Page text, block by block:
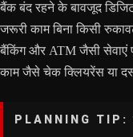
बैंक बंद रहने के बावजूद
जरूरी काम बिना किसी
बैंकिंग और ATM जैसी सेवाएं
काम जैसे चेक क्लियरेंस या
PLANNING TIP: